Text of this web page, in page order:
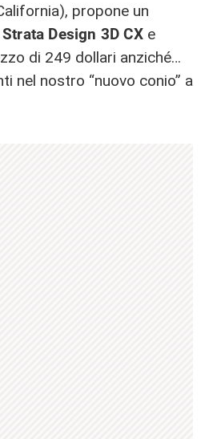
propone un
Strata Design 3D CXe
di 249 dollari anziché…
nel nostro “nuovo conio” a